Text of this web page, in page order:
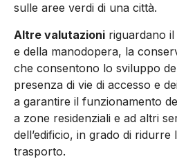
sulle aree verdi di una città.
Altre valuta­zioni riguardano
e della manodopera, la
che consentono lo sviluppo
presenza di vie di accesso e
a garantire il funzionamento
a zone residenziali e ad altri
dell’edificio, in grado di ridurre
trasporto.